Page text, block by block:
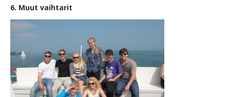
6. Muut vaihtarit